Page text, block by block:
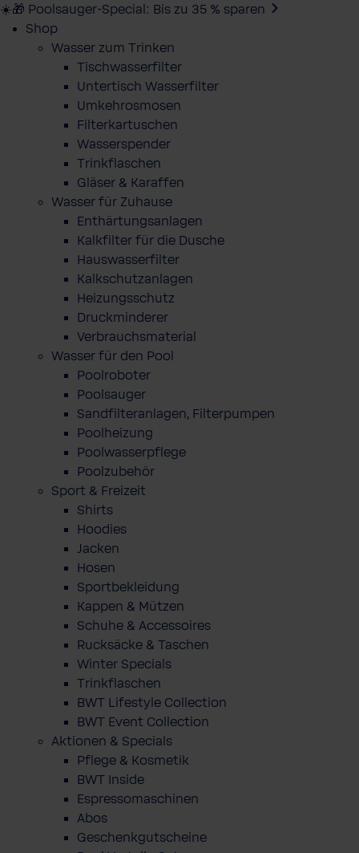
☀️🎁 Poolsauger-Special: Bis zu 35 % sparen
Shop
Wasser zum Trinken
Tischwasserfilter
Untertisch Wasserfilter
Umkehrosmosen
Filterkartuschen
Wasserspender
Trinkflaschen
Gläser & Karaffen
Wasser für Zuhause
Enthärtungsanlagen
Kalkfilter für die Dusche
Hauswasserfilter
Kalkschutzanlagen
Heizungsschutz
Druckminderer
Verbrauchsmaterial
Wasser für den Pool
Poolroboter
Poolsauger
Sandfilteranlagen, Filterpumpen
Poolheizung
Poolwasserpflege
Poolzubehör
Sport & Freizeit
Shirts
Hoodies
Jacken
Hosen
Sportbekleidung
Kappen & Mützen
Schuhe & Accessoires
Rucksäcke & Taschen
Winter Specials
Trinkflaschen
BWT Lifestyle Collection
BWT Event Collection
Aktionen & Specials
Pflege & Kosmetik
BWT Inside
Espressomaschinen
Abos
Geschenkgutscheine